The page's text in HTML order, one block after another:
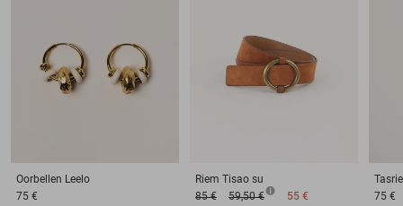
Oorbellen Leelo
75 €
Riem Tisao su
85 €
59,50 € 55 €
75 €